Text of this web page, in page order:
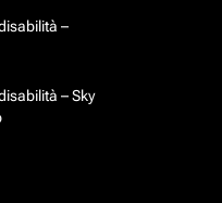
–
– Sky